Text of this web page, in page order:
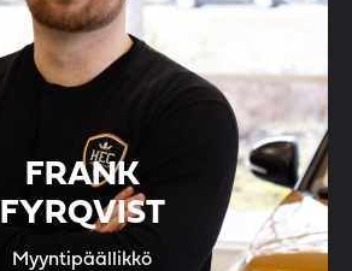
FRANK
FYRQVIST
Myyntipäällikkö